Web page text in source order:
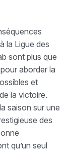
la Ligue des
sont plus que
aborder la
et
la victoire.
saison sur une
des
qu’un seul